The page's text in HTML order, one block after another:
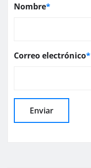
Nombre*
Correo electrónico*